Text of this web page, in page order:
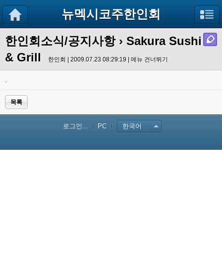
뉴멕시코주한인회
한인회소식/공지사항› Sakura Sushi
& Grill
한인회 | 2009.07.23 08:29:19 | 메뉴 건너뛰기
.
목록
로그인... PC 한국어